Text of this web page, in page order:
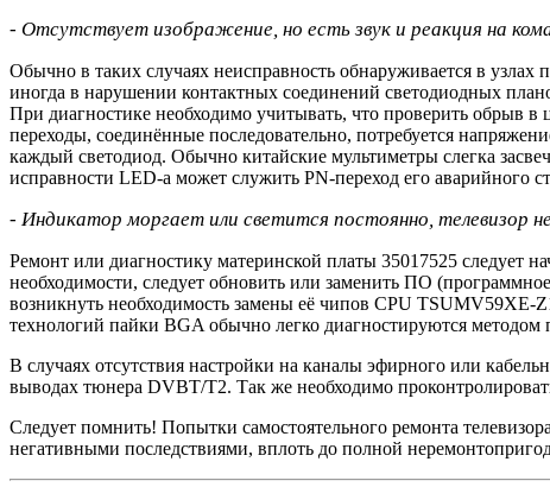
- Отсутствует изображение, но есть звук и реакция на
Обычно в таких случаях неисправность обнаруживается в
иногда в нарушении контактных соединений светодиодных
При диагностике необходимо учитывать, что проверить обрыв
переходы, соединённые последовательно, потребуется
каждый светодиод. Обычно китайские мультиметры слегка
исправности LED-а может служить PN-переход его аварийного
- Индикатор моргает или светится постоянно, телевизор
Ремонт или диагностику материнской платы 35017525 следует
необходимости, следует обновить или заменить ПО
возникнуть необходимость замены её чипов CPU
технологий пайки BGA обычно легко диагностируются методом
В случаях отсутствия настройки на каналы эфирного или
выводах тюнера DVBT/T2. Так же необходимо
Следует помнить! Попытки самостоятельного ремонта
негативными последствиями, вплоть до полной